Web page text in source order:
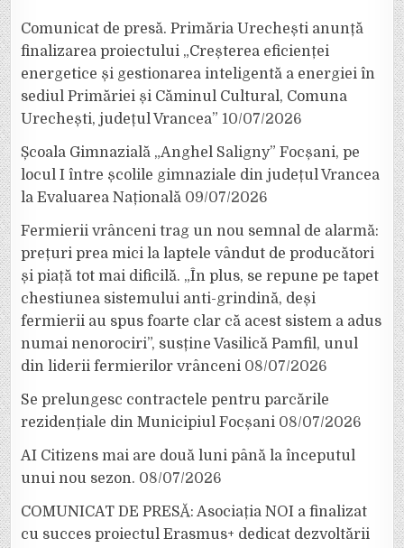
Comunicat de presă. Primăria Urechești anunță
finalizarea proiectului „Creșterea eficienței
energetice și gestionarea inteligentă a energiei în
sediul Primăriei și Căminul Cultural, Comuna
Urechești, județul Vrancea” 10/07/2026
Școala Gimnazială „Anghel Saligny” Focșani, pe
locul I între școlile gimnaziale din județul Vrancea
la Evaluarea Națională 09/07/2026
Fermierii vrânceni trag un nou semnal de alarmă:
prețuri prea mici la laptele vândut de producători
și piață tot mai dificilă. „În plus, se repune pe tapet
chestiunea sistemului anti-grindină, deși
fermierii au spus foarte clar că acest sistem a adus
numai nenorociri”, susține Vasilică Pamfil, unul
din liderii fermierilor vrânceni 08/07/2026
Se prelungesc contractele pentru parcările
rezidențiale din Municipiul Focșani 08/07/2026
AI Citizens mai are două luni până la începutul
unui nou sezon. 08/07/2026
COMUNICAT DE PRESĂ: Asociația NOI a finalizat
cu succes proiectul Erasmus+ dedicat dezvoltării